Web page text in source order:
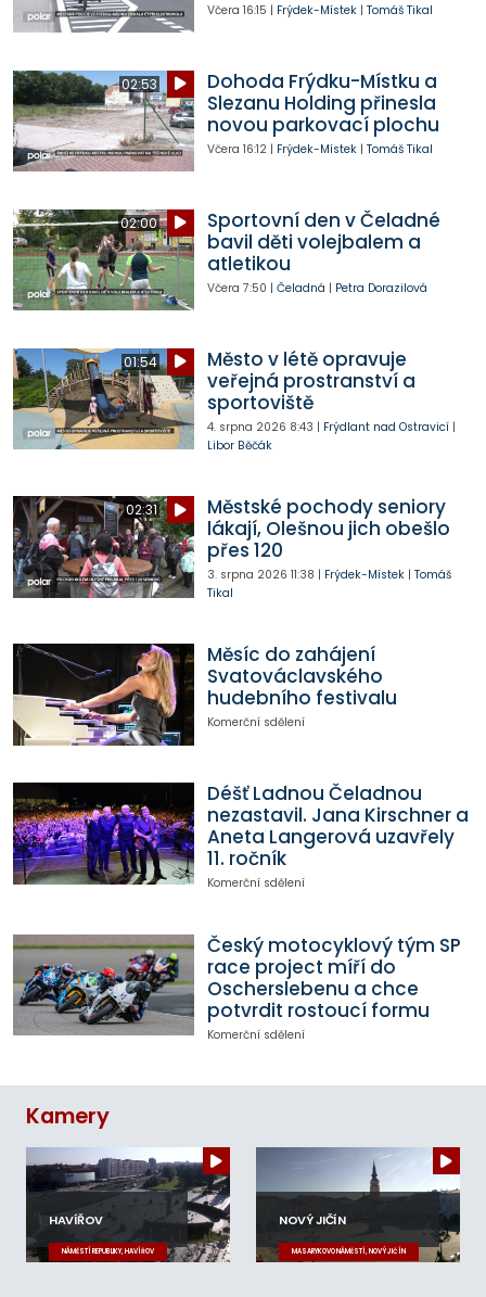
Včera 16:15 | Frýdek-Místek| Tomáš Tikal
02:53
Dohoda Frýdku-Místku a
Slezanu Holding přinesla
novou parkovací plochu
Včera 16:12| Frýdek-Místek| Tomáš Tikal
02:00
Sportovní den v Čeladné
bavil děti volejbalem a
atletikou
Včera 7:50 | Čeladná | Petra Dorazilová
01:54
Město v létě opravuje
veřejná prostranství a
sportoviště
4. srpna 2026 8:43 | Frýdlant nad Ostravicí|
Libor Běčák
02:31
Městské pochody seniory
lákají, Olešnou jich obešlo
přes 120
3. srpna 2026 11:38 | Frýdek-Místek| Tomáš
Tikal
Měsíc do zahájení
Svatováclavského
hudebního festivalu
Komerční sdělení
Déšť Ladnou Čeladnou
nezastavil. Jana Kirschner a
Aneta Langerová uzavřely
11. ročník
Komerční sdělení
Český motocyklový tým SP
race project míří do
Oscherslebenu a chce
potvrdit rostoucí formu
Komerční sdělení
Kamery
HAVÍŘOV
NÁMĚSTÍ REPUBLIKY, HAVÍŘOV
NOVÝ JIČÍN
MASARYKOVO NÁMĚSTÍ, NOVÝ JIČÍN